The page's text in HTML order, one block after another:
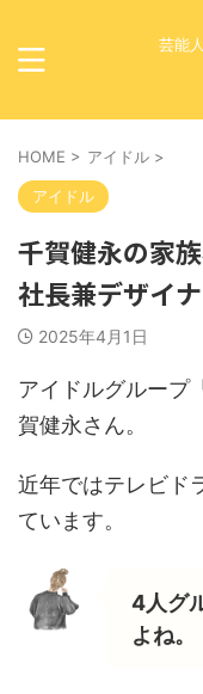
芸能
HOME > アイドル >
アイドル
千賀健永の家
社長兼デザイ
2025年4月1日
アイドルグルー
賀健永さん。
近年ではテレビド
ています。
4人グ
よね。